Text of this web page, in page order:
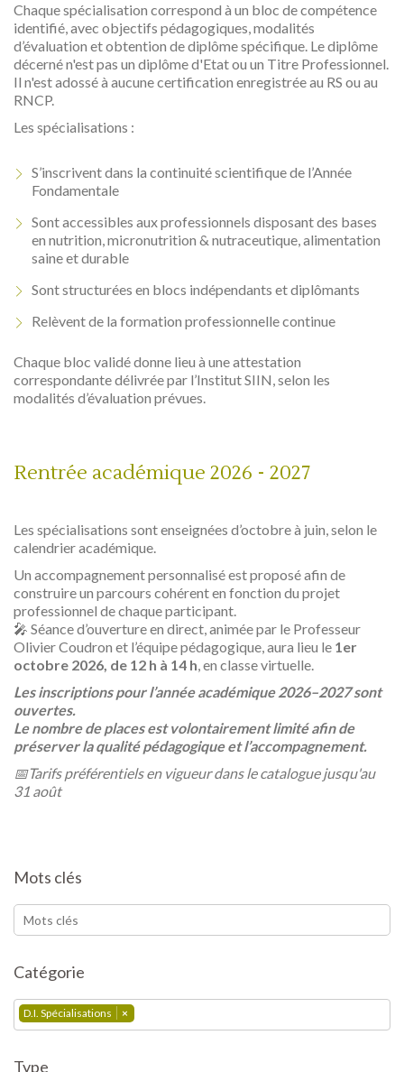
Chaque spécialisation correspond à un bloc de compétence
identifié, avec objectifs pédagogiques, modalités
d’évaluation et obtention de diplôme spécifique. Le diplôme
décerné n'est pas un diplôme d'Etat ou un Titre Professionnel.
Il n'est adossé à aucune certification enregistrée au RS ou au
RNCP.
Les spécialisations :
S’inscrivent dans la continuité scientifique de l’Année
Fondamentale
Sont accessibles aux professionnels disposant des bases
en nutrition, micronutrition & nutraceutique, alimentation
saine et durable
Sont structurées en blocs indépendants et diplômants
Relèvent de la formation professionnelle continue
Chaque bloc validé donne lieu à une attestation
correspondante délivrée par l’Institut SIIN, selon les
modalités d’évaluation prévues.
Rentrée académique 2026 - 2027
Les spécialisations sont enseignées d’octobre à juin, selon le
calendrier académique.
Un accompagnement personnalisé est proposé afin de
construire un parcours cohérent en fonction du projet
professionnel de chaque participant.
🎤 Séance d’ouverture en direct, animée par le Professeur
Olivier Coudron et l’équipe pédagogique, aura lieu le 1er
octobre 2026, de 12 h à 14 h, en classe virtuelle.
Les inscriptions pour l’année académique 2026–2027 sont
ouvertes.
Le nombre de places est volontairement limité afin de
préserver la qualité pédagogique et l’accompagnement.
📅Tarifs préférentiels en vigueur dans le catalogue jusqu'au
31 août
Mots clés
Catégorie
×
D.I. Spécialisations
Type